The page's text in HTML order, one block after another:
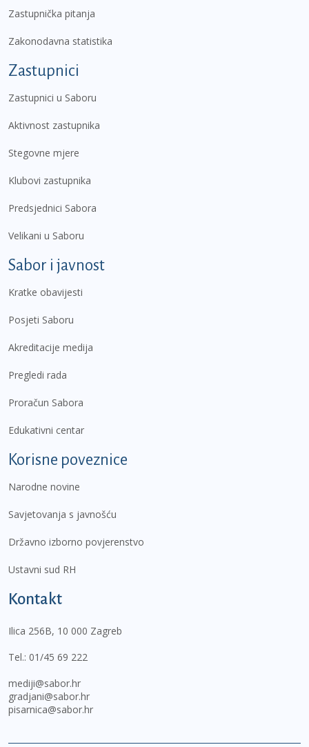
Zastupnička pitanja
Zakonodavna statistika
Zastupnici
Zastupnici u Saboru
Aktivnost zastupnika
Stegovne mjere
Klubovi zastupnika
Predsjednici Sabora
Velikani u Saboru
Sabor i javnost
Kratke obavijesti
Posjeti Saboru
Akreditacije medija
Pregledi rada
Proračun Sabora
Edukativni centar
Korisne poveznice
Narodne novine
Savjetovanja s javnošću
Državno izborno povjerenstvo
Ustavni sud RH
Kontakt
Ilica 256B, 10 000 Zagreb
Tel.: 01/45 69 222
mediji@sabor.hr
gradjani@sabor.hr
pisarnica@sabor.hr